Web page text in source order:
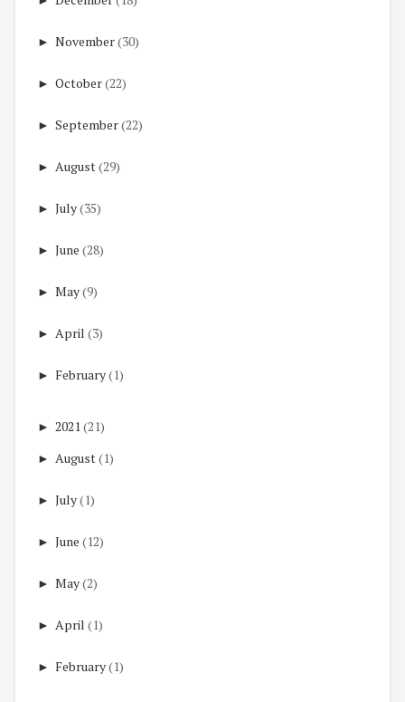
► November(30)
► October(22)
► September(22)
► August(29)
► July(35)
► June (28)
► May(9)
► April (3)
► February(1)
► 2021 (21)
► August(1)
► July(1)
► June (12)
► May(2)
► April (1)
► February(1)